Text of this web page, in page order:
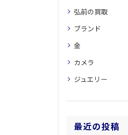
弘前の買取
ブランド
金
カメラ
ジュエリー
最近の投稿